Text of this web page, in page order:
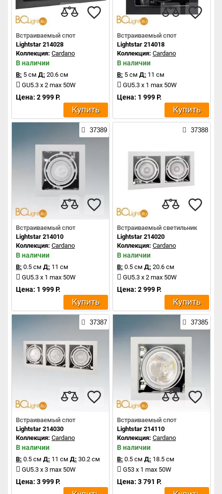
Встраиваемый спот
Lightstar 214028
Коллекция: Cardano
В наличии
В: 5 см Д: 20.6 см
GU5.3 x 2 max 50W
Цена: 2 999 Р.
Купить
Встраиваемый спот
Lightstar 214018
Коллекция: Cardano
В наличии
В: 5 см Д: 11 см
GU5.3 x 1 max 50W
Цена: 1 999 Р.
Купить
37389
Встраиваемый спот
Lightstar 214010
Коллекция: Cardano
В наличии
В: 0.5 см Д: 11 см
GU5.3 x 1 max 50W
Цена: 1 999 Р.
Купить
37388
Встраиваемый светильник
Lightstar 214020
Коллекция: Cardano
В наличии
В: 0.5 см Д: 20.6 см
GU5.3 x 2 max 50W
Цена: 2 999 Р.
Купить
37387
Встраиваемый спот
Lightstar 214030
Коллекция: Cardano
В наличии
В: 0.5 см Д: 11 см Д: 30.2 см
GU5.3 x 3 max 50W
Цена: 3 999 Р.
37385
Встраиваемый спот
Lightstar 214110
Коллекция: Cardano
В наличии
В: 0.5 см Д: 18.5 см
G53 x 1 max 50W
Цена: 3 791 Р.